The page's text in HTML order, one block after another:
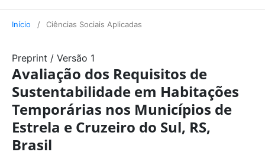
Início / Ciências Sociais Aplicadas
Preprint / Versão 1
Avaliação dos Requisitos de
Sustentabilidade em Habitações
Temporárias nos Municípios de
Estrela e Cruzeiro do Sul, RS,
Brasil